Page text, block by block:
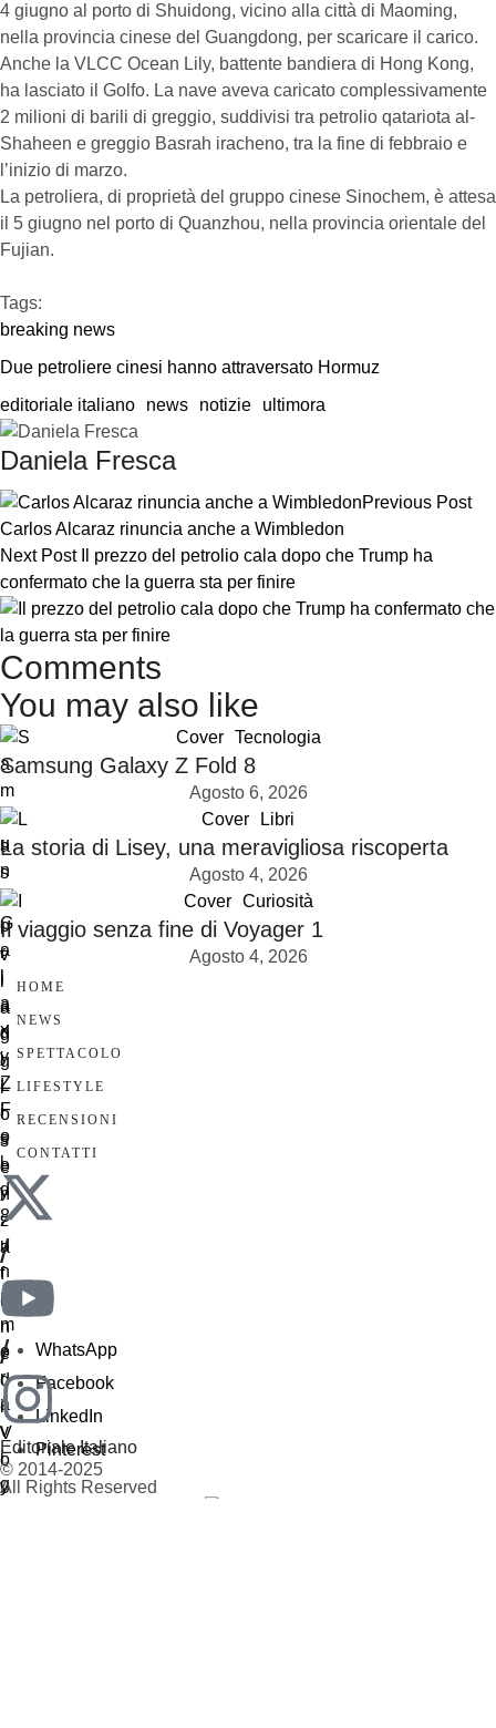
4 giugno al porto di Shuidong, vicino alla città di Maoming,
nella provincia cinese del Guangdong, per scaricare il carico.
Anche la VLCC Ocean Lily, battente bandiera di Hong Kong,
ha lasciato il Golfo. La nave aveva caricato complessivamente
2 milioni di barili di greggio, suddivisi tra petrolio qatariota al-
Shaheen e greggio Basrah iracheno, tra la fine di febbraio e
l’inizio di marzo.
La petroliera, di proprietà del gruppo cinese Sinochem, è attesa
il 5 giugno nel porto di Quanzhou, nella provincia orientale del
Fujian.
Tags:
breaking news
Due petroliere cinesi hanno attraversato Hormuz
editoriale italiano
news notizie ultimora
Daniela Fresca
Previous Post
Carlos Alcaraz rinuncia anche a Wimbledon
Next Post
Il prezzo del petrolio cala dopo che Trump ha
confermato che la guerra sta per finire
Comments
You may also like
Cover Tecnologia
Samsung Galaxy Z Fold 8
Agosto 6, 2026
Cover
Libri
La storia di Lisey, una meravigliosa riscoperta
Agosto 4, 2026
Cover
Curiosità
Il viaggio senza fine di Voyager 1
Agosto 4, 2026
HOME
NEWS
SPETTACOLO
LIFESTYLE
RECENSIONI
CONTATTI
/
/
Editoriale Italiano
© 2014-2025
All Rights Reserved
WhatsApp
Facebook
LinkedIn
Pinterest